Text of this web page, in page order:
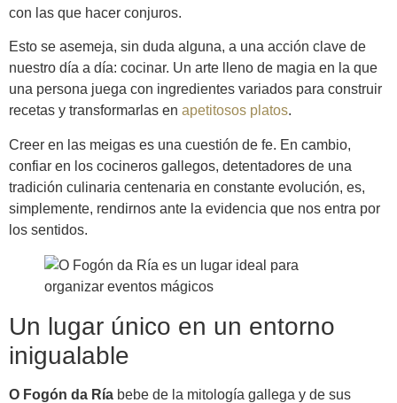
con las que hacer conjuros.
Esto se asemeja, sin duda alguna, a una acción clave de
nuestro día a día: cocinar. Un arte lleno de magia en la que
una persona juega con ingredientes variados para construir
recetas y transformarlas en apetitosos platos.
Creer en las meigas es una cuestión de fe. En cambio,
confiar en los cocineros gallegos, detentadores de una
tradición culinaria centenaria en constante evolución, es,
simplemente, rendirnos ante la evidencia que nos entra por
los sentidos.
Un lugar único en un entorno
inigualable
O Fogón da Ría bebe de la mitología gallega y de sus